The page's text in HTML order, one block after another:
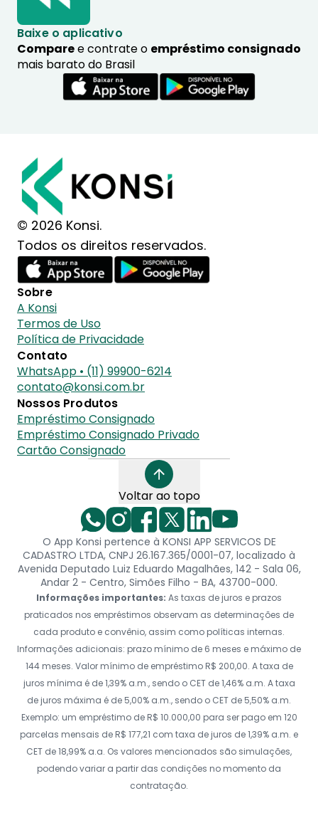
Baixe o aplicativo
Comparee contrate o empréstimo consignado
mais barato do Brasil
© 2026 Konsi.
Todos os direitos reservados.
Sobre
A Konsi
Termos de Uso
Política de Privacidade
Contato
WhatsApp • (11) 99900-6214
contato@konsi.com.br
Nossos Produtos
Empréstimo Consignado
Empréstimo Consignado Privado
Cartão Consignado
Voltar ao topo
O App Konsi pertence à KONSI APP SERVICOS DE
CADASTRO LTDA, CNPJ 26.167.365/0001-07, localizado à
Avenida Deputado Luiz Eduardo Magalhães, 142 - Sala 06,
Andar 2 - Centro, Simões Filho - BA, 43700-000.
Informações importantes: As taxas de juros e prazos
praticados nos empréstimos observam as determinações de
cada produto e convênio, assim como políticas internas.
Informações adicionais: prazo mínimo de 6 meses e máximo de
144 meses. Valor mínimo de empréstimo R$ 200,00. A taxa de
juros mínima é de 1,39% a.m., sendo o CET de 1,46% a.m. A taxa
de juros máxima é de 5,00% a.m., sendo o CET de 5,50% a.m.
Exemplo: um empréstimo de R$ 10.000,00 para ser pago em 120
parcelas mensais de R$ 177,21 com taxa de juros de 1,39% a.m. e
CET de 18,99% a.a. Os valores mencionados são simulações,
podendo variar a partir das condições no momento da
contratação.